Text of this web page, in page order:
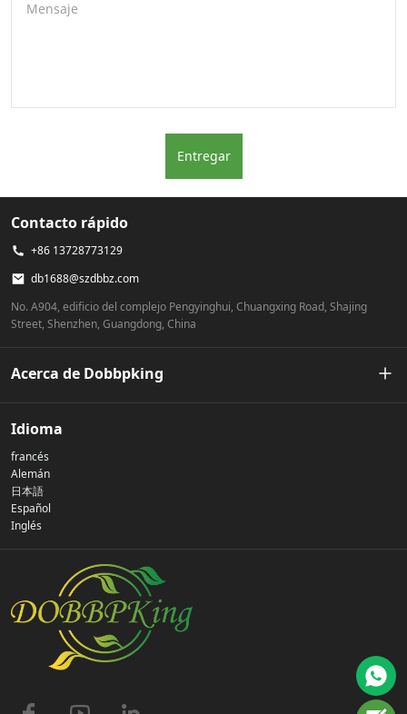
Mensaje
Entregar
Contacto rápido
+86 13728773129
db1688@szdbbz.com
No. A904, edificio del complejo Pengyinghui, Chuangxing Road, Shajing
Street, Shenzhen, Guangdong, China
Acerca de Dobbpking
Nuestra historia
Política de privacidad
Contáctenos
Idioma
francés
Alemán
日本語
Español
Inglés